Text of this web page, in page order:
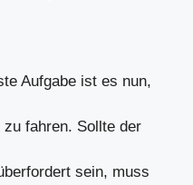
Aufgabe ist es nun,
fahren. Sollte der
sein, muss